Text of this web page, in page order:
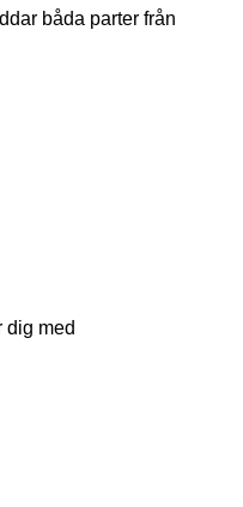
båda parter från
dig med